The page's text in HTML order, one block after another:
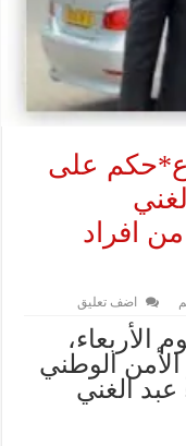
على
من افراد
اضف تعليق
الأربعاء،
الوطني
عبد الغني